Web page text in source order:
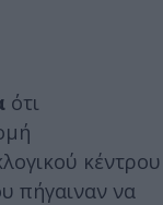
ότι
κέντρου
πήγαιναν να